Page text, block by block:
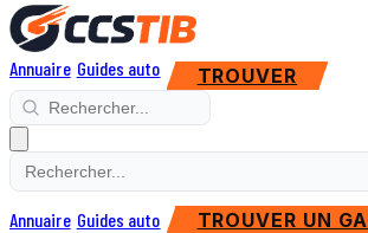
Annuaire Guides auto TROUVER
Annuaire Guides auto TROUVER UN